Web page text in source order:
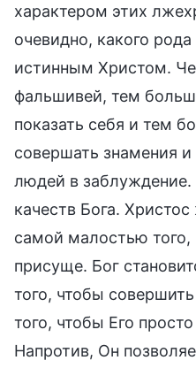
характером этих
очевидно, какого рода
истинным Христом.
фальшивей, тем
показать себя и тем
совершать знамения
людей в заблуждение.
качеств Бога.
самой малостью того,
присуще. Бог
того, чтобы
того, чтобы Его
Напротив, Он